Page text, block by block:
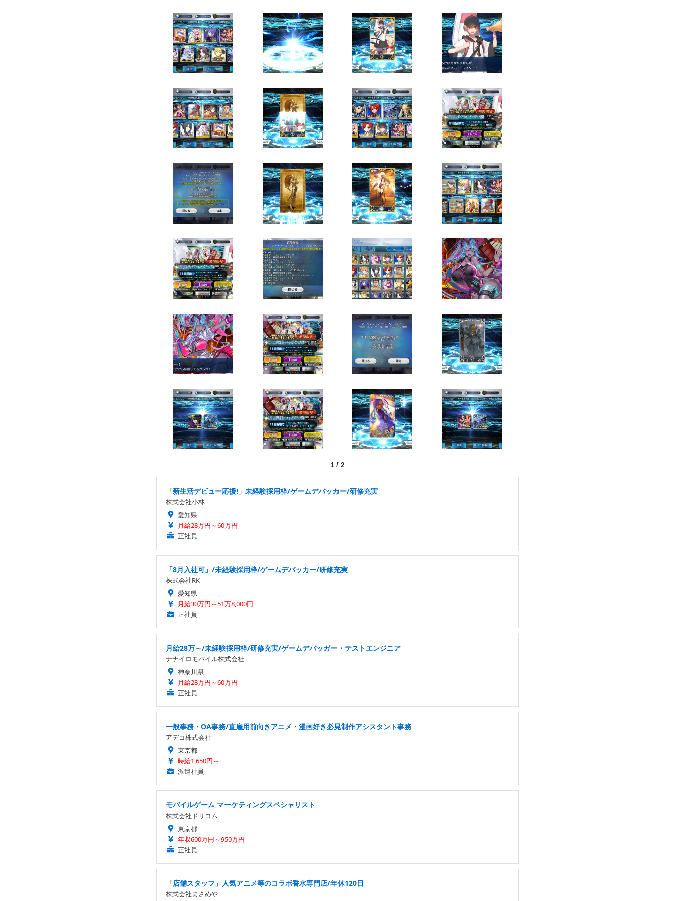
1 / 2
「新生活デビュー応援!」未経験採用枠/ゲームデバッカー/研修充実
株式会社小林
愛知県
月給28万円～60万円
正社員
「8月入社可」/未経験採用枠/ゲームデバッカー/研修充実
株式会社RK
愛知県
月給30万円～51万8,000円
正社員
月給28万～/未経験採用枠/研修充実/ゲームデバッガー・テストエンジニア
ナナイロモバイル株式会社
神奈川県
月給28万円～60万円
正社員
一般事務・OA事務/直雇用前向きアニメ・漫画好き必見制作アシスタント事務
アデコ株式会社
東京都
時給1,650円～
派遣社員
モバイルゲーム マーケティングスペシャリスト
株式会社ドリコム
東京都
年収600万円～950万円
正社員
「店舗スタッフ」人気アニメ等のコラボ香水専門店/年休120日
株式会社まさめや